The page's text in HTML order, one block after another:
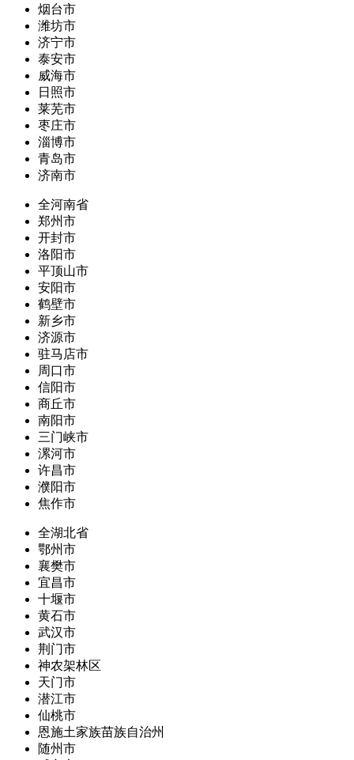
烟台市
潍坊市
济宁市
泰安市
威海市
日照市
莱芜市
枣庄市
淄博市
青岛市
济南市
全河南省
郑州市
开封市
洛阳市
平顶山市
安阳市
鹤壁市
新乡市
济源市
驻马店市
周口市
信阳市
商丘市
南阳市
三门峡市
漯河市
许昌市
濮阳市
焦作市
全湖北省
鄂州市
襄樊市
宜昌市
十堰市
黄石市
武汉市
荆门市
神农架林区
天门市
潜江市
仙桃市
恩施土家族苗族自治州
随州市